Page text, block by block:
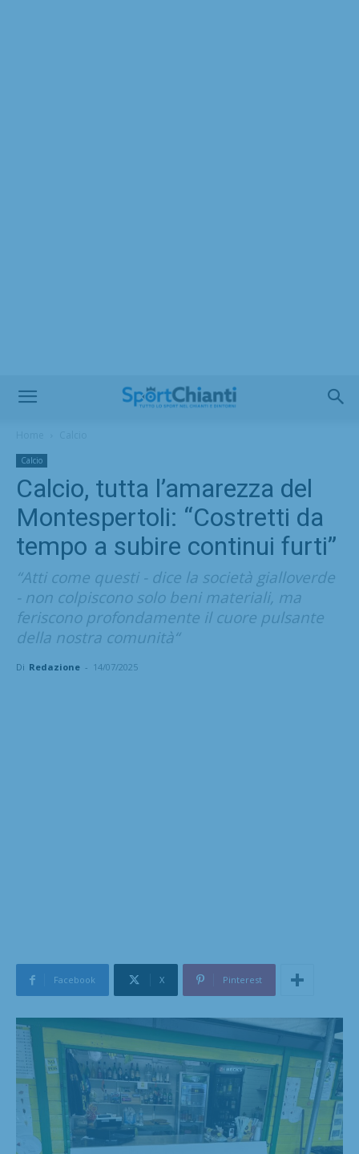
Calcio
Calcio, tutta l’amarezza del
Montespertoli: “Costretti da
tempo a subire continui furti”
“Atti come questi - dice la società gialloverde
- non colpiscono solo beni materiali, ma
feriscono profondamente il cuore pulsante
della nostra comunità“
Di Redazione - 14/07/2025
Facebook X Pinterest